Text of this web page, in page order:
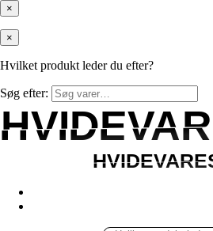
×
×
Hvilket produkt leder du efter?
Søg efter: